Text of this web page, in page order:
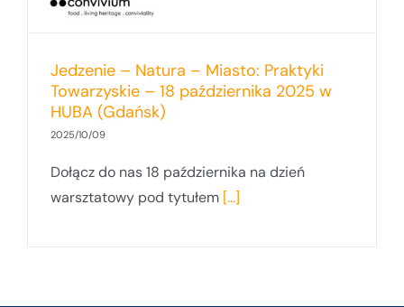
Jedzenie – Natura – Miasto: Praktyki
Towarzyskie – 18 października 2025 w
HUBA (Gdańsk)
2025/10/09
Dołącz do nas 18 października na dzień
warsztatowy pod tytułem [...]